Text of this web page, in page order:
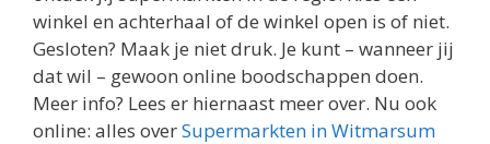
winkel en achterhaal of de winkel open is of niet.
Gesloten? Maak je niet druk. Je kunt – wanneer jij
dat wil – gewoon online boodschappen doen.
Meer info? Lees er hiernaast meer over. Nu ook
online: alles overSupermarkten in Witmarsum